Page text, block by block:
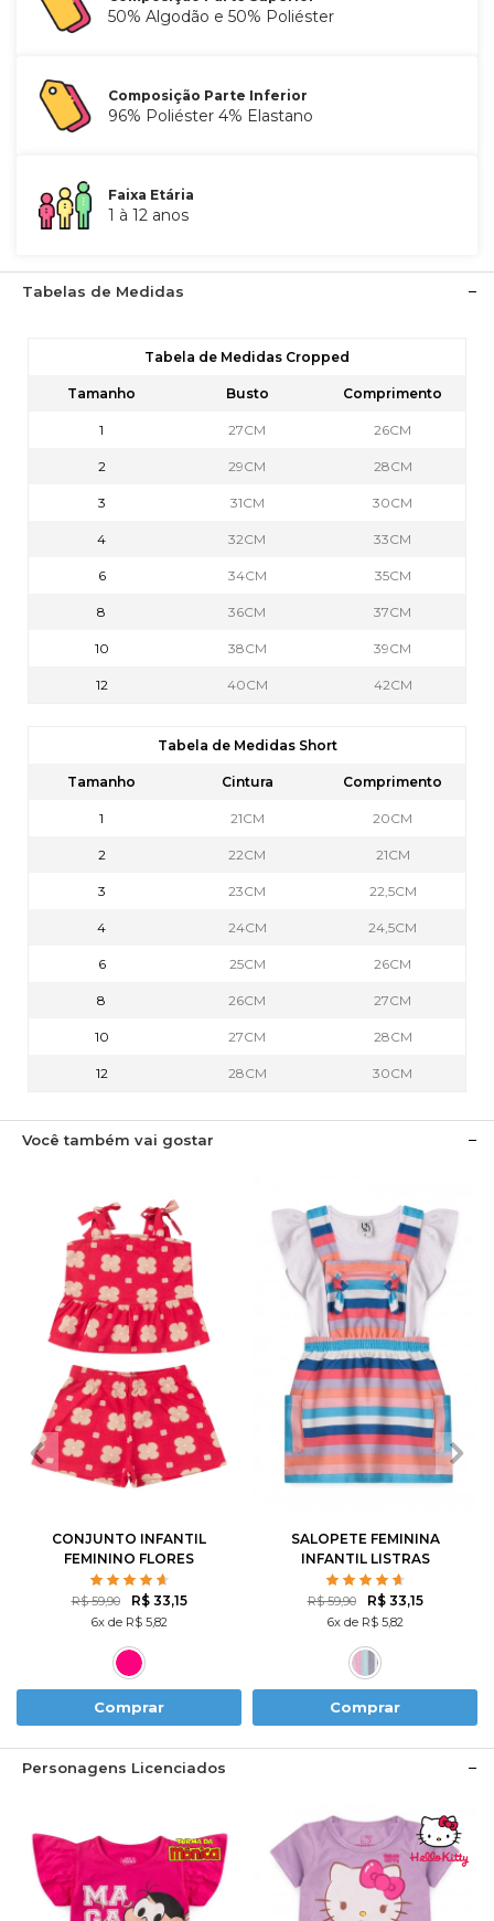
50% Algodão e 50% Poliéster
Composição Parte Inferior
96% Poliéster 4% Elastano
Faixa Etária
1 à 12 anos
Tabelas de Medidas
Tabela de Medidas Cropped
Tamanho Busto Comprimento
1 27CM 26CM
2 29CM 28CM
3 31CM 30CM
4 32CM 33CM
6 34CM 35CM
8 36CM 37CM
10 38CM 39CM
12 40CM 42CM
Tabela de Medidas Short
Tamanho Cintura Comprimento
1 21CM 20CM
2 22CM 21CM
3 23CM 22,5CM
4 24CM 24,5CM
6 25CM 26CM
8 26CM 27CM
10 27CM 28CM
12 28CM 30CM
Você também vai gostar
2 3 8
CONJUNTO INFANTIL
FEMININO FLORES
ROTATIVAS
R$ 59,90 R$ 33,15
6x de R$ 5,82
Comprar
1 2 3 4 6
SALOPETE FEMININA
INFANTIL LISTRAS
COLORIDA
R$ 59,90 R$ 33,15
6x de R$ 5,82
Comprar
Personagens Licenciados